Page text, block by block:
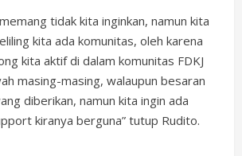
tidak kita inginkan, namun kita
kita ada komunitas, oleh karena
kita aktif di dalam komunitas FDKJ
masing-masing, walaupun besaran
diberikan, namun kita ingin ada
kiranya berguna” tutup Rudito.